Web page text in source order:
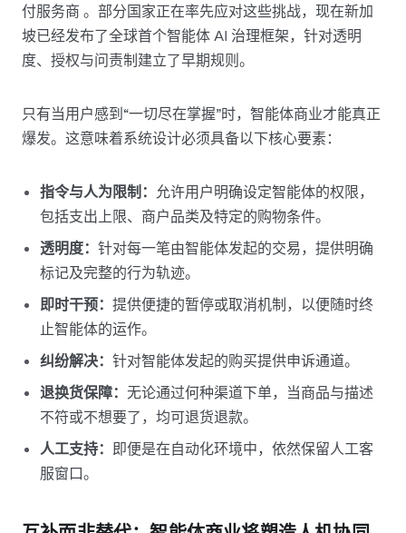
付服务商 。部分国家正在率先应对这些挑战，现在新加
坡已经发布了全球首个智能体 AI 治理框架，针对透明
度、授权与问责制建立了早期规则。
只有当用户感到“一切尽在掌握”时，智能体商业才能真正
爆发。这意味着系统设计必须具备以下核心要素：
指令与人为限制： 允许用户明确设定智能体的权限，
包括支出上限、商户品类及特定的购物条件。
透明度： 针对每一笔由智能体发起的交易，提供明确
标记及完整的行为轨迹。
即时干预： 提供便捷的暂停或取消机制，以便随时终
止智能体的运作。
纠纷解决： 针对智能体发起的购买提供申诉通道。
退换货保障： 无论通过何种渠道下单，当商品与描述
不符或不想要了，均可退货退款。
人工支持： 即便是在自动化环境中，依然保留人工客
服窗口。